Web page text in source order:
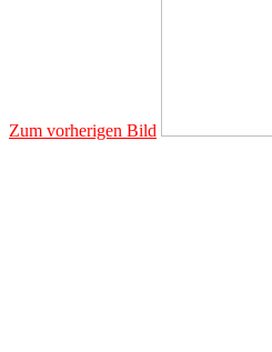
Zum vorherigen Bild